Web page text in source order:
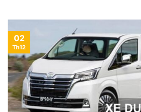
02
Th12